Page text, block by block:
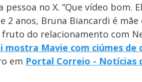
no X. “Que vídeo bom.
2 anos, Bruna Biancardi é
do relacionamento com
mostra Mavie com ciúmes de
em Portal Correio - Notícias